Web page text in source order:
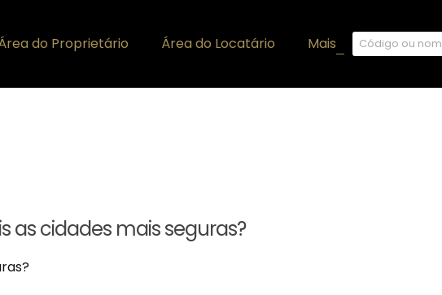
Mais
Área do Locatário
do Proprietário
as cidades mais seguras?